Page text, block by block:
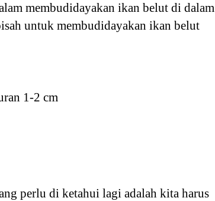
membudidayakan ikan belut di dalam
untuk membudidayakan ikan belut
1-2 cm
perlu di ketahui lagi adalah kita harus